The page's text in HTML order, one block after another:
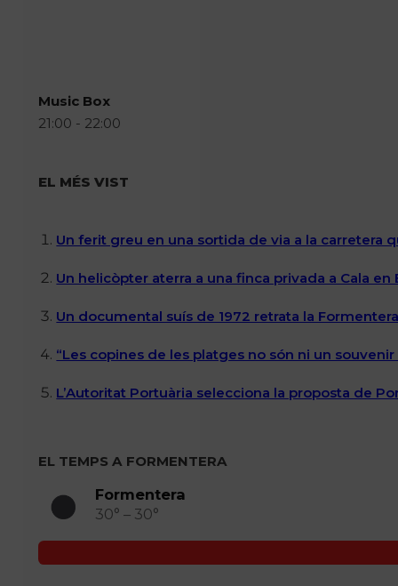
Music Box
21:00 - 22:00
EL MÉS VIST
Un ferit greu en una sortida de via a la carretera
Un helicòpter aterra a una finca privada a Cala
Un documental suís de 1972 retrata la
“Les copines de les platges no són ni un
L’Autoritat Portuària selecciona la proposta de
EL TEMPS A FORMENTERA
Formentera
30° – 30°